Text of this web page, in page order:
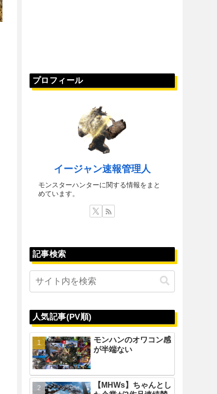
プロフィール
イージャン速報管理人
モンスターハンターに関する情報をまと
めています。
記事検索
人気記事(PV順)
モンハンのオワコン感
が半端ない
【MHWs】ちゃんとし